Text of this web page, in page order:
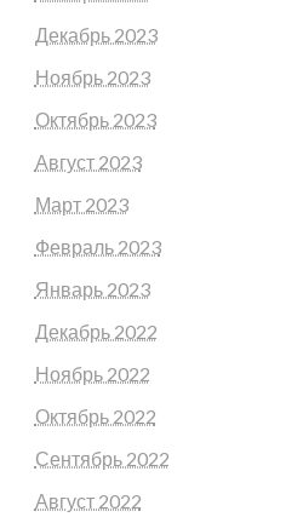
Декабрь 2023
Ноябрь 2023
Октябрь 2023
Август 2023
Март 2023
Февраль 2023
Январь 2023
Декабрь 2022
Ноябрь 2022
Октябрь 2022
Сентябрь 2022
Август 2022